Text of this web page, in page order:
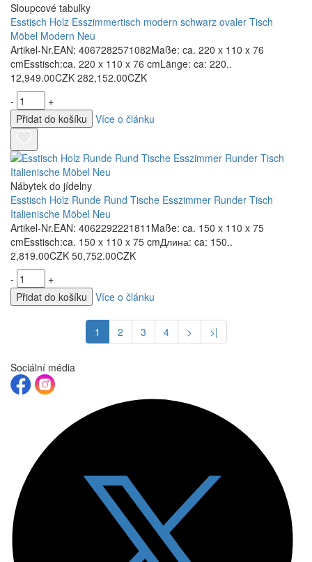
Sloupcové tabulky
Esstisch Holz Esszimmertisch modern schwarz ovaler Tisch
Möbel Modern Neu
Artikel-Nr.EAN: 4067282571082Maße: ca. 220 x 110 x 76
cmEsstisch:ca. 220 x 110 x 76 cmLänge: ca: 220..
12,949.00CZK 282,152.00CZK
-
+
Přidat do košíku
Více o článku
Nábytek do jídelny
Esstisch Holz Runde Rund Tische Esszimmer Runder Tisch
Italienische Möbel Neu
Artikel-Nr.EAN: 4062292221811Maße: ca. 150 x 110 x 75
cmEsstisch:ca. 150 x 110 x 75 cmДлина: ca: 150..
2,819.00CZK 50,752.00CZK
-
+
Přidat do košíku
Více o článku
1 2 3 4 > >|
Sociální média